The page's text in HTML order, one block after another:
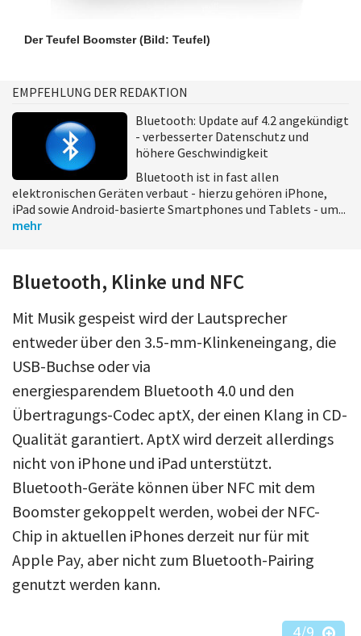
Der Teufel Boomster(Bild: Teufel)
EMPFEHLUNG DER REDAKTION
Bluetooth: Update auf 4.2 angekündigt
- verbesserter Datenschutz und
höhere Geschwindigkeit
Bluetooth ist in fast allen
elektronischen Geräten verbaut - hierzu gehören iPhone,
iPad sowie Android-basierte Smartphones und Tablets - um...
mehr
Bluetooth, Klinke und NFC
Mit Musik gespeist wird der Lautsprecher
entweder über den 3.5-mm-Klinkeneingang, die
USB-Buchse oder via
energiesparendem Bluetooth 4.0 und den
Übertragungs-Codec aptX, der einen Klang in CD-
Qualität garantiert. AptX wird derzeit allerdings
nicht von iPhone und iPad unterstützt.
Bluetooth-Geräte können über NFC mit dem
Boomster gekoppelt werden, wobei der NFC-
Chip in aktuellen iPhones derzeit nur für mit
Apple Pay, aber nicht zum Bluetooth-Pairing
genutzt werden kann.
4/9